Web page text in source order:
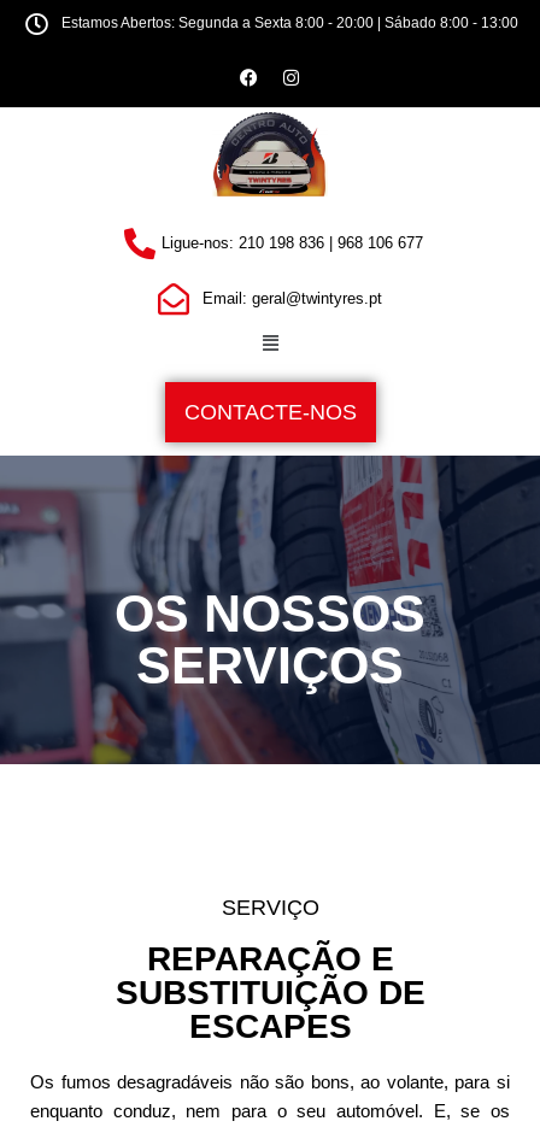
Estamos Abertos: Segunda a Sexta 8:00 - 20:00 | Sábado 8:00 - 13:00
Ligue-nos: 210 198 836 | 968 106 677
Email: geral@twintyres.pt
CONTACTE-NOS
OS NOSSOS
SERVIÇOS
SERVIÇO
REPARAÇÃO E
SUBSTITUIÇÃO DE
ESCAPES
Os fumos desagradáveis não são bons, ao volante, para si
enquanto conduz, nem para o seu automóvel. E, se os